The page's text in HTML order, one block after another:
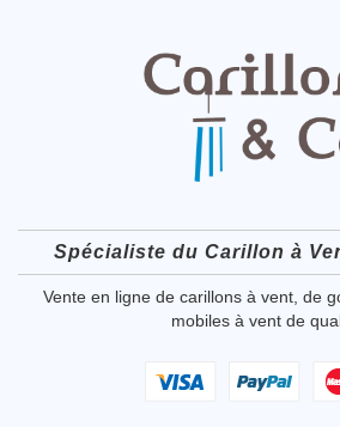
Spécialiste du Carillon à
Vente en ligne de carillons à vent, de
mobiles à vent de